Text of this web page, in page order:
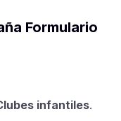
Formulario
infantiles.